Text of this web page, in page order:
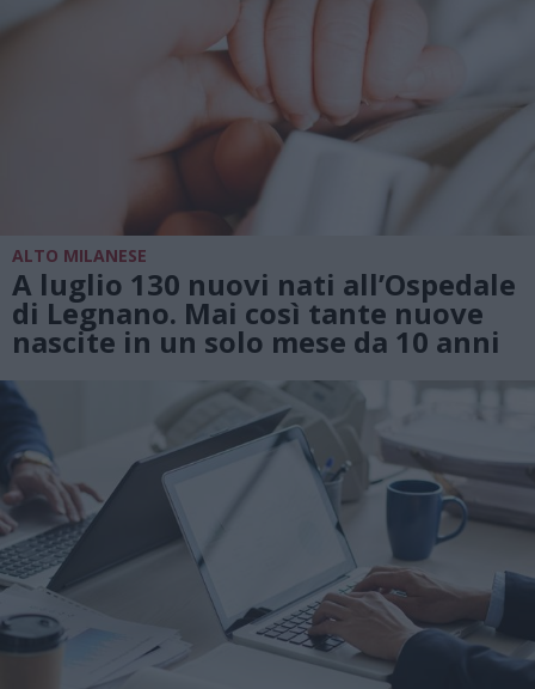
ALTO MILANESE
A luglio 130 nuovi nati all’Ospedale
di Legnano. Mai così tante nuove
nascite in un solo mese da 10 anni